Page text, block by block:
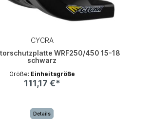
CYCRA
WRF250/450 15-18
schwarz
Größe: Einheitsgröße
111,17 €*
Details